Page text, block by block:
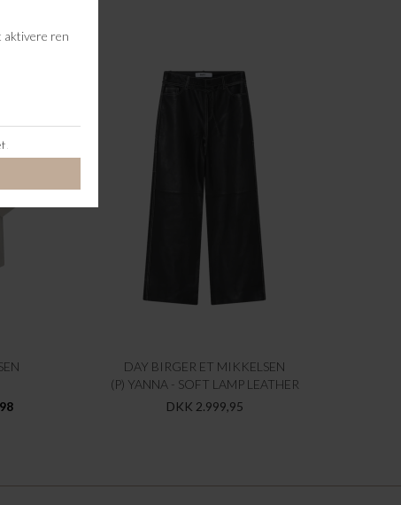
DAY BIRGER ET MIKKELSEN
(P) YANNA - SOFT LAMP LEATHER
DKK 2.999,95